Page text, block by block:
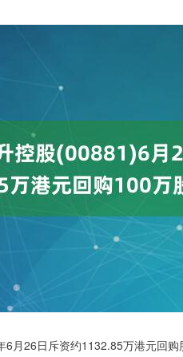
月26日斥资约1132.85万港元回